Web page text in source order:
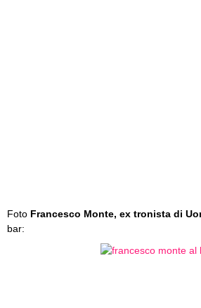
Foto Francesco Monte, ex tronista di
bar: